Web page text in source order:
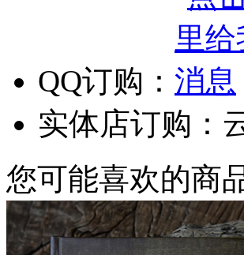
QQ订购：
实体店订购：
您可能喜欢的商